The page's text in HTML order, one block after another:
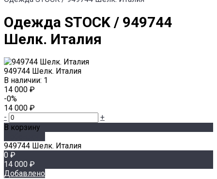
Одежда STOCK / 949744
Шелк. Италия
949744 Шелк. Италия
В наличии: 1
14 000 ₽
-0%
14 000 ₽
-
+
В корзину
949744 Шелк. Италия
0 ₽
14 000 ₽
Добавлено